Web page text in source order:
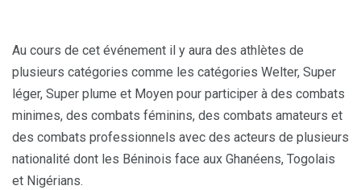
Au cours de cet événement il y aura des athlètes de
plusieurs catégories comme les catégories Welter, Super
léger, Super plume et Moyen pour participer à des combats
minimes, des combats féminins, des combats amateurs et
des combats professionnels avec des acteurs de plusieurs
nationalité dont les Béninois face aux Ghanéens, Togolais
et Nigérians.